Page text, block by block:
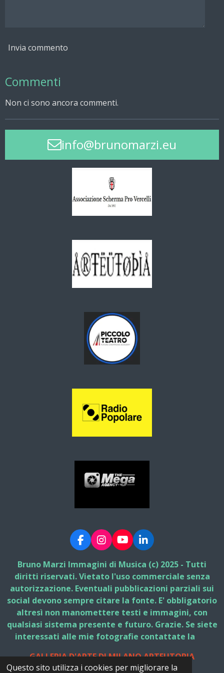
Questo sito utilizza i cookies per migliorare la
Invia commento
Commenti
Non ci sono ancora commenti.
info@brunomarzi.eu
F
a
c
e
b
o
o
k
I
n
s
t
a
g
r
a
m
Y
o
u
T
u
b
e
L
i
n
k
e
d
I
n
Bruno Marzi Immagini di Musica (c) 2025 - Tutti
diritti riservati. Vietato l'uso commerciale senza
autorizzazione. Eventuali pubblicazioni parziali sui
social devono sempre citare la fonte. E' obbligatorio
altresì non manomettere testi e immagini, con
qualsiasi sistema presente e futuro. Grazie. Se siete
interessati alle mie fotografie contattate la
GALLERIA D'ARTE DI MILANO ARTEUTOPIA
© 2025 - 2026 Bruno Marzi Immagini di Musica